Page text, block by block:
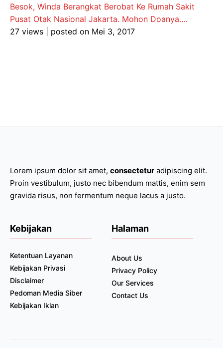
Besok, Winda Berangkat Berobat Ke Rumah Sakit
Pusat Otak Nasional Jakarta. Mohon Doanya….
27 views
posted on Mei 3, 2017
Lorem ipsum dolor sit amet, consectetur adipiscing elit.
Proin vestibulum, justo nec bibendum mattis, enim sem
gravida risus, non fermentum neque lacus a justo.
Kebijakan
Ketentuan Layanan
Kebijakan Privasi
Disclaimer
Pedoman Media Siber
Kebijakan Iklan
Halaman
About Us
Privacy Policy
Our Services
Contact Us